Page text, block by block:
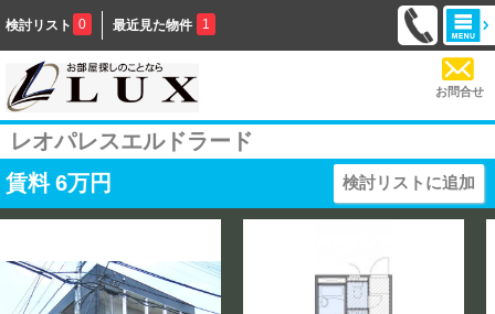
検討リスト 0 最近見た物件 1
お問合せ
レオパレスエルドラード
賃料 6万円 検討リストに追加